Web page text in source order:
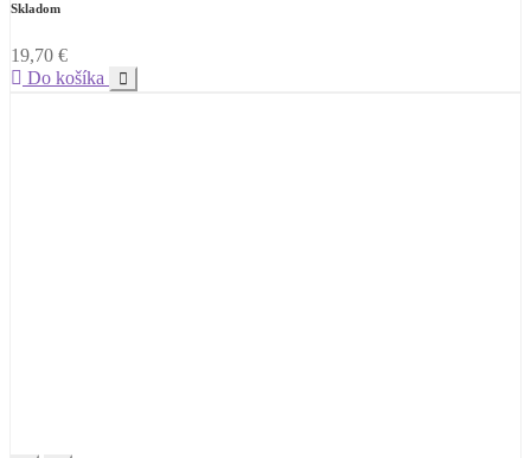
Skladom
19,70 €
Do košíka